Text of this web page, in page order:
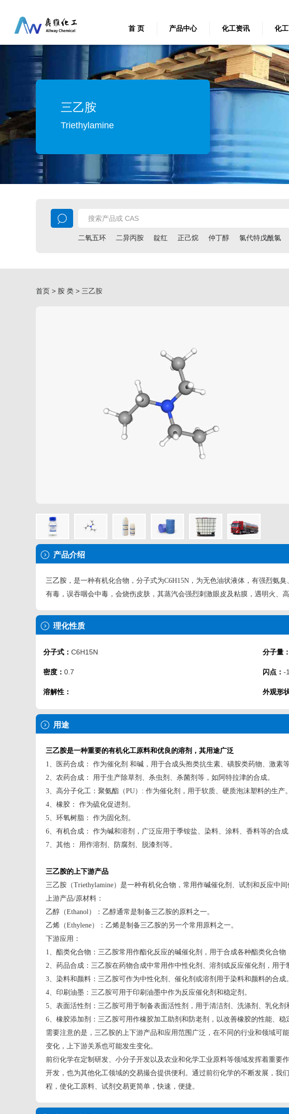
首 页 产品中心 化工资讯 化
三乙胺
Triethylamine
二氧五环 二异丙胺 靛红 正己烷 仲丁醇 氯代特戊酰氯
首页 > 胺 类 > 三乙胺
产品介绍
三乙胺 ，是一种有机化合物，分子式为C6H15N，为无色油状液体，有强烈氨
有毒，误吞咽会中毒，会烧伤皮肤，其蒸汽会强烈刺激眼皮及粘膜，遇明火、
理化性质
分子式： C6H15N
密度： 0.7
溶解性：
分子量：
闪点： -
外观形
用途
三乙胺是一种重要的有机化工原料和优良的溶剂，其用途广泛
1、医药合成： 作为催化剂 和碱，用于合成头孢类抗生素、磺胺类药物、激素
2、农药合成： 用于生产除草剂、杀虫剂、杀菌剂等，如阿特拉津的合成。
3、高分子化工： 聚氨酯（PU）: 作为催化剂，用于软质、硬质泡沫塑料的生产。
4、橡胶： 作为硫化促进剂。
5、环氧树脂： 作为固化剂。
6、有机合成： 作为碱和溶剂，广泛应用于季铵盐、染料、涂料、香料等的合成
7、其他： 用作溶剂、防腐剂、脱漆剂等。
三乙胺的上下游产品
三乙胺（Triethylamine）是一种有机化合物，常用作碱催化剂、试剂和反应中
上游产品/原材料：
乙醇（Ethanol）：乙醇通常是制备三乙胺的原料之一。
乙烯（Ethylene）：乙烯是制备三乙胺的另一个常用原料之一。
下游应用：
1、酯类化合物：三乙胺常用作酯化反应的碱催化剂，用于合成各种酯类化合物
2、药品合成：三乙胺在药物合成中常用作中性化剂、溶剂或反应催化剂，用于
3、染料和颜料：三乙胺可作为中性化剂、催化剂或溶剂用于染料和颜料的合成。
4、印刷油墨：三乙胺可用于印刷油墨中作为反应催化剂和稳定剂。
5、表面活性剂：三乙胺可用于制备表面活性剂，用于清洁剂、洗涤剂、乳化剂
6、橡胶添加剂：三乙胺可用作橡胶加工助剂和防老剂，以改善橡胶的性能、稳
需要注意的是，三乙胺的上下游产品和应用范围广泛，在不同的行业和领域可
变化，上下游关系也可能发生变化。
前衍化学在定制研发、小分子开发以及农业和化学工业原料等领域发挥着重要
开发，也为其他化工领域的交易撮合提供便利。通过前衍化学的不断发展，我
程，使化工原料、试剂交易更简单，快速，便捷。